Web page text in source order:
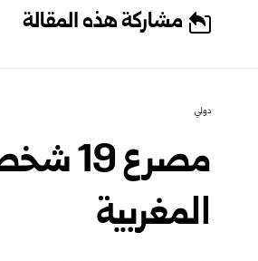
مشاركة هذه المقالة
دولي
مصرع
المغربية